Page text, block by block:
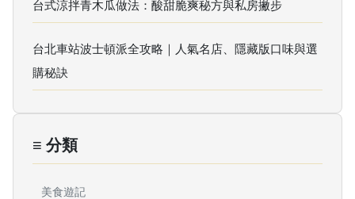
台式涼拌青木瓜做法：酸甜脆爽秘方與私房撇步
台北車站波士頓派全攻略｜人氣名店、隱藏版口味與選
購秘訣
≡ 分類
美食遊記